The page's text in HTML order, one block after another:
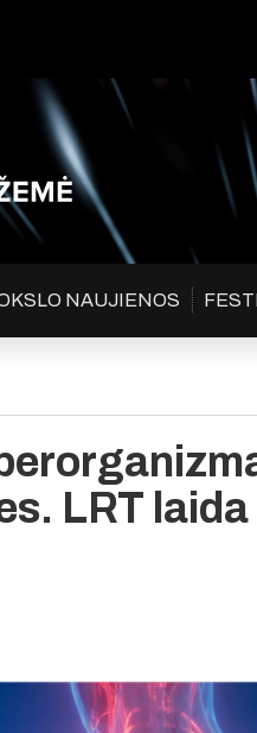
NAUJIENOS
LRT